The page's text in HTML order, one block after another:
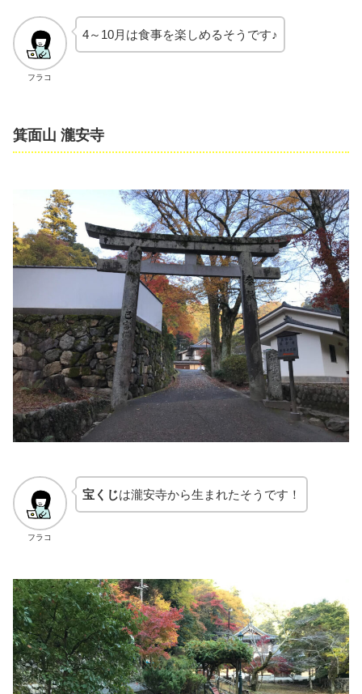
フラコ
4～10月は食事を楽しめるそうです♪
箕面山 瀧安寺
フラコ
宝くじは瀧安寺から生まれたそうです！